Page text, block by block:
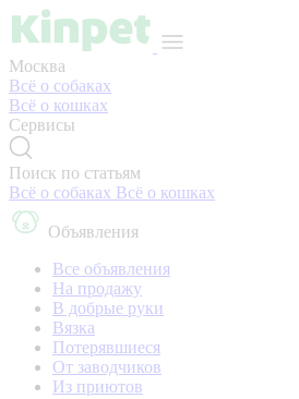
Москва
Всё о собаках
Всё о кошках
Сервисы
Поиск по статьям
Всё о собаках Всё о кошках
Объявления
Все объявления
На продажу
В добрые руки
Вязка
Потерявшиеся
От заводчиков
Из приютов